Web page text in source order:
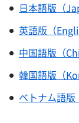
日本語版（
英語版（
中国語版（
韓国語版（
ベトナム語版